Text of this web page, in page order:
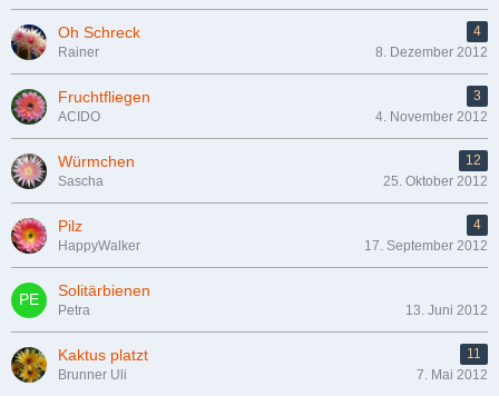
Oh Schreck
4
Rainer
8. Dezember 2012
Fruchtfliegen
3
ACIDO
4. November 2012
Würmchen
12
Sascha
25. Oktober 2012
Pilz
4
HappyWalker
17. September 2012
Solitärbienen
Petra 13. Juni 2012
Kaktus platzt
11
Brunner Uli
7. Mai 2012